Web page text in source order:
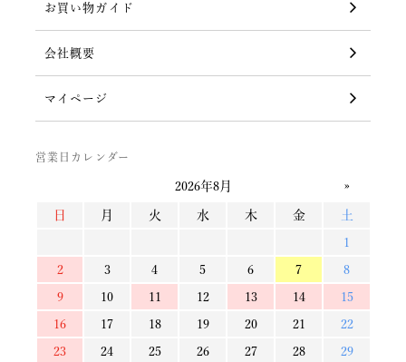
お買い物ガイド
会社概要
マイページ
営業日カレンダー